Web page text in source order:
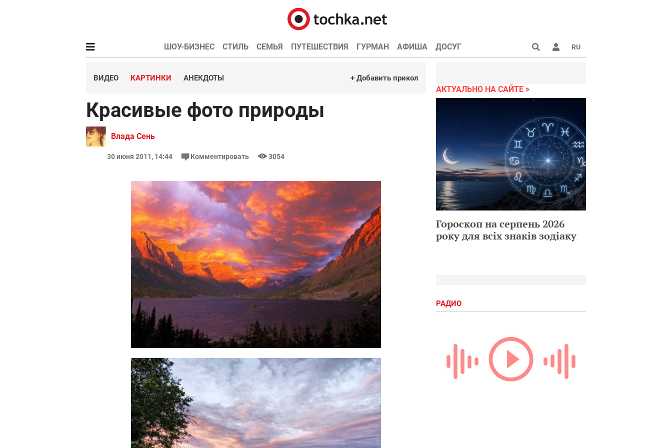
ШОУ-БИЗНЕС СТИЛЬ СЕМЬЯ ПУТЕШЕСТВИЯ ГУРМАН АФИША ДОСУГ RU
ВИДЕО КАРТИНКИ АНЕКДОТЫ + Добавить прикол
Красивые фото природы
Влада Сень
30 июня 2011, 14:44 Комментировать 3054
АКТУАЛЬНО НА САЙТЕ
Гороскоп на серпень 2026
року для всіх знаків зодіаку
РАДИО